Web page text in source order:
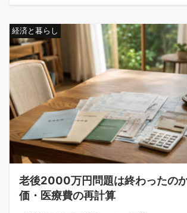
経済と暮らし
老後2000万円問題は終わったの
価・医療費の再計算